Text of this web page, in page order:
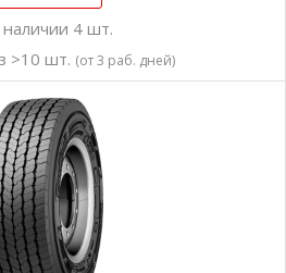
4 шт.
>10 шт. (от 3 раб. дней)